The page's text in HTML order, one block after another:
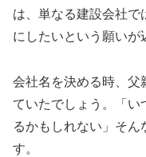
は、単なる建設会社で
にしたいという願いが
会社名を決める時、父
ていたでしょう。「い
るかもしれない」そ
す。